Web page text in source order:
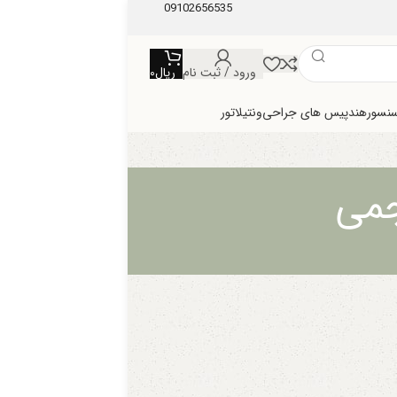
09102656535
ورود / ثبت نام ریال0
هندپیس های جراحیونتیلاتور